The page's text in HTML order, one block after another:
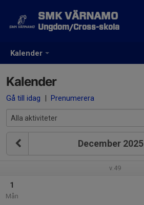
Kalender
SMK VÄRNAMO
Ungdom/Cross-skola
Kalender
Gå till idag | Prenumerera
December 2025
v.49
1
Mån